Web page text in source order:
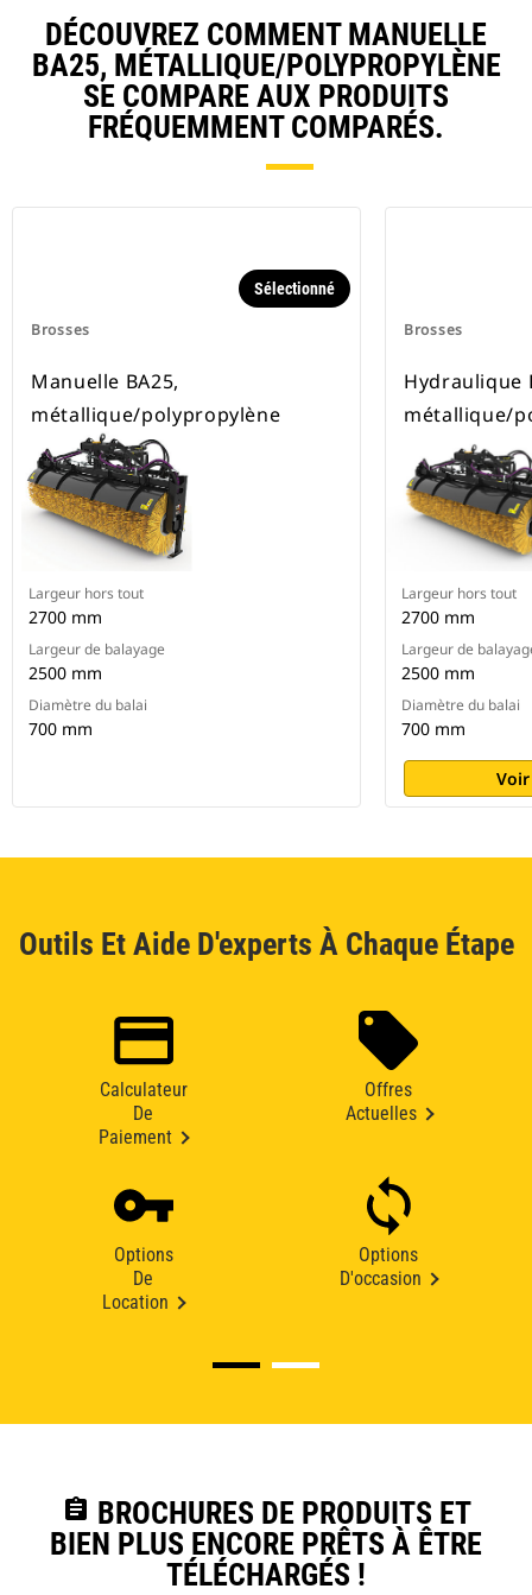
DÉCOUVREZ COMMENT MANUELLE
BA25, MÉTALLIQUE/POLYPROPYLÈNE
SE COMPARE AUX PRODUITS
FRÉQUEMMENT COMPARÉS.
Brosses
Sélectionné
Manuelle BA25,
métallique/polypropylène
Largeur hors tout
2700 mm
Largeur de balayage
2500 mm
Diamètre du balai
700 mm
Brosses
Hydraulique
métallique/
Largeur hors tout
2700 mm
Largeur de
2500 mm
Diamètre du balai
700 mm
Outils Et Aide D'experts À Chaque Étape
Calculateur
De
Paiement
Offres
Actuelles
Options
De
Location
Options
D'occasion
assignment BROCHURES DE PRODUITS ET
BIEN PLUS ENCORE PRÊTS À ÊTRE
TÉLÉCHARGÉS !